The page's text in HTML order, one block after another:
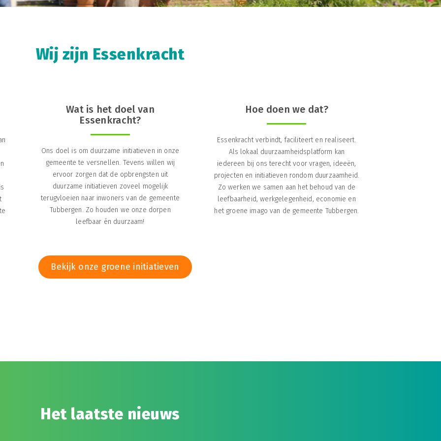
Wij zijn Essenkracht
Wat is het doel van
Essenkracht?
Ons doel is om duurzame initiatieven in onze
gemeente te versnellen. Tevens willen wij
ervoor zorgen dat de opbrengsten uit
duurzame initiatieven zoveel mogelijk
terugvloeien naar inwoners van de gemeente
Tubbergen. Zo houden we onze dorpen
leefbaar én duurzaam!
Hoe doen we dat?
Essenkracht verbindt, faciliteert en realiseert.
Als lokaal duurzaamheidsplatform kan
iedereen bij ons terecht voor vragen, ideeën,
projecten en initiatieven rondom duurzaamheid.
Zo werken we samen aan het behoud van de
leefbaarheid, werkgelegenheid, economie en
het groene imago van de gemeente Tubbergen.
Bekijk onze groene initiatieven
Het laatste nieuws